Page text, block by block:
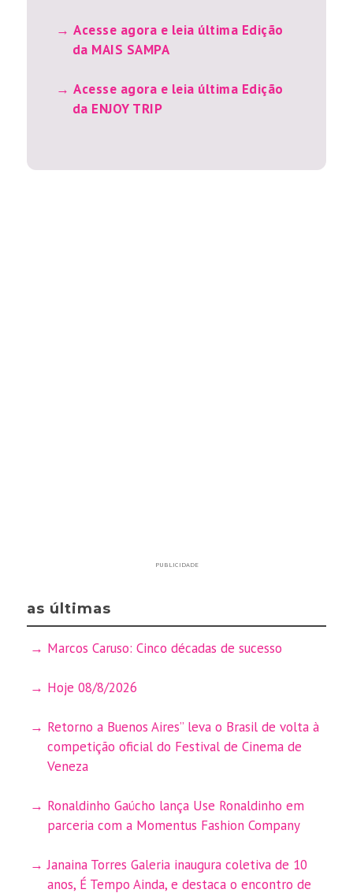
Acesse agora e leia última Edição
da MAIS SAMPA
Acesse agora e leia última Edição
da ENJOY TRIP
PUBLICIDADE
as últimas
Marcos Caruso: Cinco décadas de sucesso
Hoje 08/8/2026
Retorno a Buenos Aires” leva o Brasil de volta à
competição oficial do Festival de Cinema de
Veneza
Ronaldinho Gaúcho lança Use Ronaldinho em
parceria com a Momentus Fashion Company
Janaina Torres Galeria inaugura coletiva de 10
anos, É Tempo Ainda, e destaca o encontro de